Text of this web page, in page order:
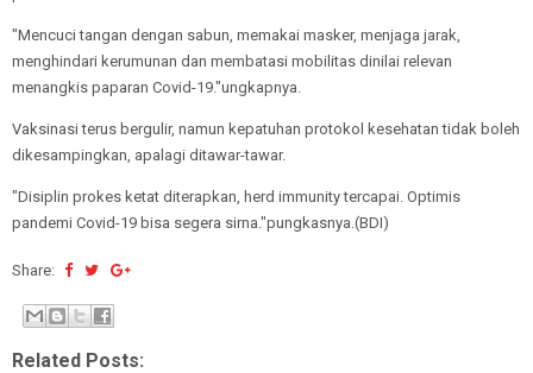
"Mencuci tangan dengan sabun, memakai masker, menjaga jarak,
menghindari kerumunan dan membatasi mobilitas dinilai relevan
menangkis paparan Covid-19."ungkapnya.
Vaksinasi terus bergulir, namun kepatuhan protokol kesehatan tidak boleh
dikesampingkan, apalagi ditawar-tawar.
"Disiplin prokes ketat diterapkan, herd immunity tercapai. Optimis
pandemi Covid-19 bisa segera sirna."pungkasnya.(BDI)
Share:
Related Posts: